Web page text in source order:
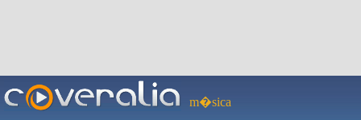
m�sica